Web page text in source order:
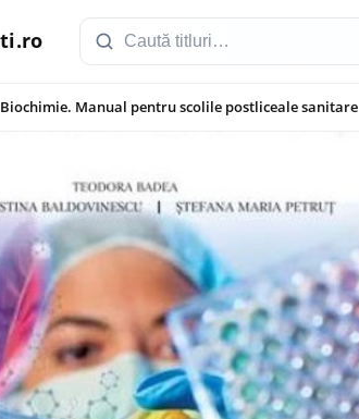
Biochimie. Manual pentru scolile postliceale sanitare